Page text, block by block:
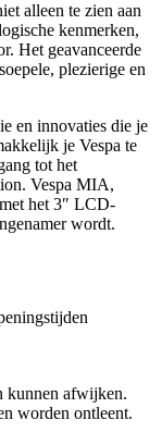
alleen te zien aan
kenmerken,
Het geavanceerde
plezierige en
en innovaties die je
je Vespa te
tot het
Vespa MIA,
het 3″ LCD-
wordt.
kunnen afwijken.
worden ontleent.